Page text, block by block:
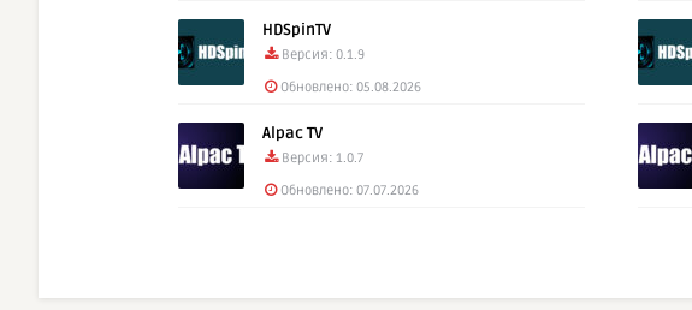
HDSpinTV
Версия: 0.1.9
Обновлено: 05.08.2026
Alpac TV
Версия: 1.0.7
Обновлено: 07.07.2026